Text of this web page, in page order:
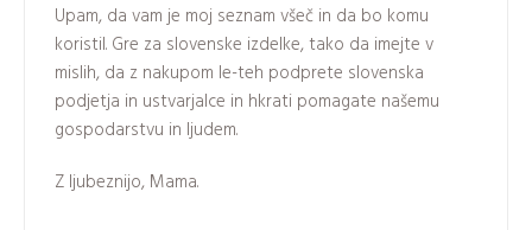
Upam, da vam je moj seznam všeč in da bo komu
koristil. Gre za slovenske izdelke, tako da imejte v
mislih, da z nakupom le-teh podprete slovenska
podjetja in ustvarjalce in hkrati pomagate našemu
gospodarstvu in ljudem.
Z ljubeznijo, Mama.